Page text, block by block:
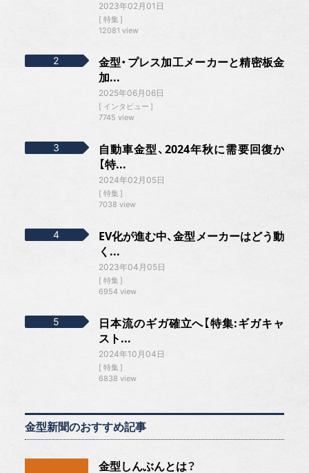
2023年02月01日
特集
12081 view
金型・プレス加工メーカーと精密板金
加...
2025年06月06日
インタビュー
7745 view
自動車金型、2024年秋に需要回復か
【特...
2024年02月05日
特集
7038 view
EV化が進む中、金型メーカーはどう動
く...
2023年04月05日
特集
6954 view
日本流のギガ確立へ【特集:ギガキャ
スト...
2024年10月04日
特集
6838 view
金型新聞のおすすめ記事
金型しんぶんとは？